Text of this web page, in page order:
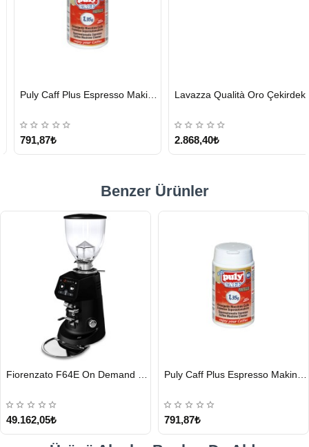
GÖNDERİ
Puly Caff Plus Espresso Makinesi Temizleyici Tablet 100 x 1.35 G
791,87₺
GÖNDERİ
Lavazza Qualità Oro Çekirdek Kahve 1 KG x 2
2.868,40₺
Benzer Ürünler
GÖNDERİ
49.162,05₺
GÖNDERİ
791,87₺